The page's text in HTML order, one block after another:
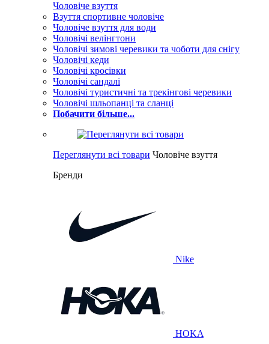
Чоловіче взуття
Взуття спортивне чоловіче
Чоловіче взуття для води
Чоловічі велінгтони
Чоловічі зимові черевики та чоботи для снігу
Чоловічі кеди
Чоловічі кросівки
Чоловічі сандалі
Чоловічі туристичні та трекінгові черевики
Чоловічі шльопанці та сланці
Побачити більше...
Переглянути всі товари Чоловіче взуття
Бренди
Nike
HOKA